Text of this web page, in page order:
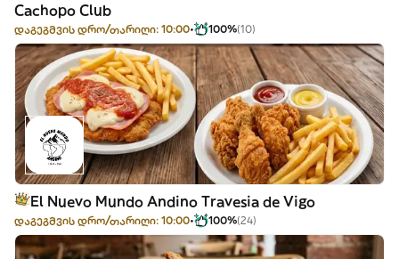
Cachopo Club
დაგეგმვის დრო/თარიღი: 10:00 100%(10)
El Nuevo Mundo Andino Travesia de Vigo
დაგეგმვის დრო/თარიღი: 10:00 100%(24)